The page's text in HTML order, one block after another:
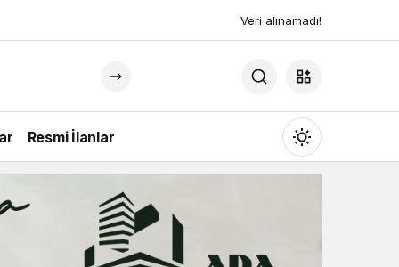
Veri alınamadı!
Resmi İlanlar
Mod
değiştir